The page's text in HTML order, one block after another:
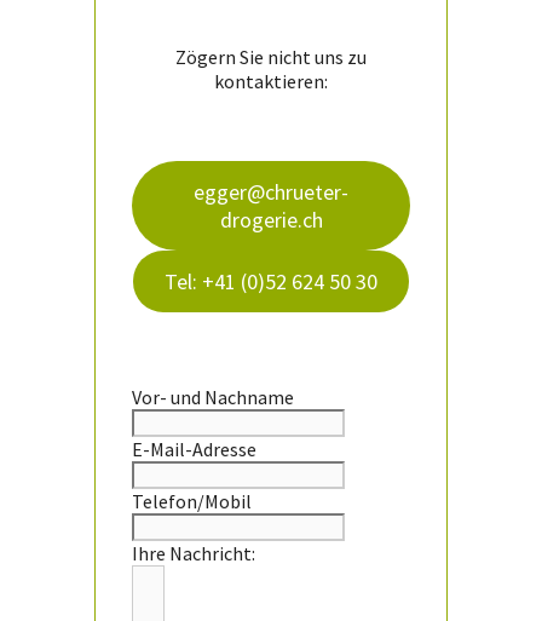
Zögern Sie nicht uns zu
kontaktieren:
egger@chrueter-
drogerie.ch
Tel: +41 (0)52 624 50 30
Vor- und Nachname
E-Mail-Adresse
Telefon/Mobil
Ihre Nachricht: